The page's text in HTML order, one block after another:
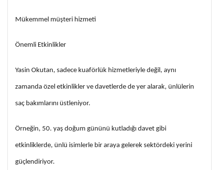
Mükemmel müşteri hizmeti
Önemli Etkinlikler
Yasin Okutan, sadece kuaförlük hizmetleriyle değil, aynı
zamanda özel etkinlikler ve davetlerde de yer alarak, ünlülerin
saç bakımlarını üstleniyor.
Örneğin, 50. yaş doğum gününü kutladığı davet gibi
etkinliklerde, ünlü isimlerle bir araya gelerek sektördeki yerini
güçlendiriyor.